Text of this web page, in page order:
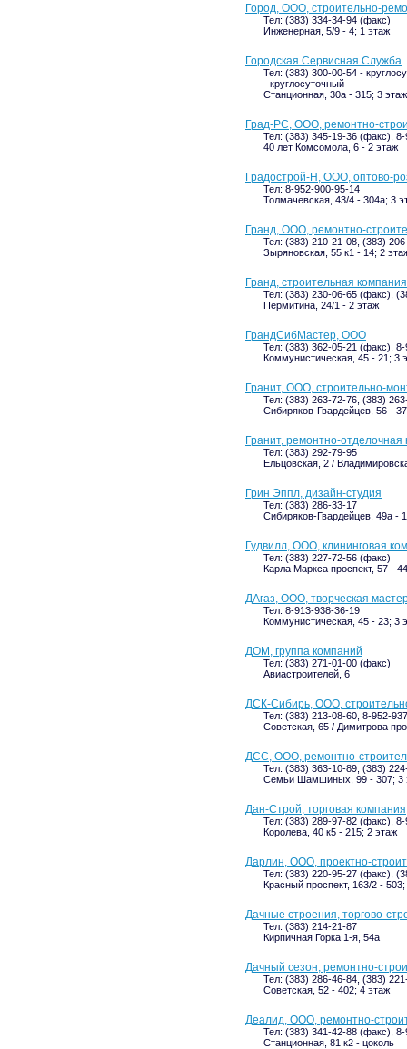
Город, ООО, строительно-
Тел: (383) 334-34-94 (факс)
Инженерная, 5/9 - 4; 1 этаж
Городская Сервисная Служба
Тел: (383) 300-00-54 -
- круглосуточный
Станционная, 30а - 315; 3 этаж
Град-РС, ООО, ремонтно-
Тел: (383) 345-19-36 (факс),
40 лет Комсомола, 6 - 2 этаж
Градострой-Н, ООО, оптово-
Тел: 8-952-900-95-14
Толмачевская, 43/4 - 304а; 3
Гранд, ООО, ремонтно-
Тел: (383) 210-21-08, (383)
Зыряновская, 55 к1 - 14; 2
Гранд, строительная компания
Тел: (383) 230-06-65 (факс),
Пермитина, 24/1 - 2 этаж
ГрандСибМастер, ООО
Тел: (383) 362-05-21 (факс),
Коммунистическая, 45 - 21; 3
Гранит, ООО, строительно-
Тел: (383) 263-72-76, (383)
Сибиряков-Гвардейцев, 56 -
Гранит, ремонтно-отделочная
Тел: (383) 292-79-95
Ельцовская, 2 /
Грин Эппл, дизайн-студия
Тел: (383) 286-33-17
Сибиряков-Гвардейцев, 49а -
Гудвилл, ООО, клининговая
Тел: (383) 227-72-56 (факс)
Карла Маркса проспект, 57 -
ДАгаз, ООО, творческая
Тел: 8-913-938-36-19
Коммунистическая, 45 - 23; 3
ДОМ, группа компаний
Тел: (383) 271-01-00 (факс)
Авиастроителей, 6
ДСК-Сибирь, ООО,
Тел: (383) 213-08-60, 8-952-
Советская, 65 / Димитрова
ДСС, ООО, ремонтно-
Тел: (383) 363-10-89, (383)
Семьи Шамшиных, 99 - 307; 3
Дан-Строй, торговая компания
Тел: (383) 289-97-82 (факс), 8-
Королева, 40 к5 - 215; 2 этаж
Дарлин, ООО, проектно-
Тел: (383) 220-95-27 (факс),
Красный проспект, 163/2 -
Дачные строения, торгово-
Тел: (383) 214-21-87
Кирпичная Горка 1-я, 54а
Дачный сезон, ремонтно-
Тел: (383) 286-46-84, (383)
Советская, 52 - 402; 4 этаж
Деалид, ООО, ремонтно-
Тел: (383) 341-42-88 (факс),
Станционная, 81 к2 - цоколь